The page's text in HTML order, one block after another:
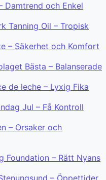
Damtrend och Enkel
Tanning Oil – Tropisk
– Säkerhet och Komfort
Bästa – Balanserade
de leche – Lyxig Fika
Jul – Få Kontroll
– Orsaker och
Foundation – Rätt Nyans
– Öppettider,